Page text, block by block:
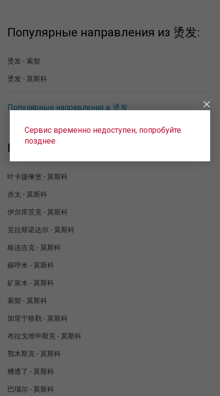
Популярные направления из 烫发:
烫发 - 索契
烫发 - 莫斯科
Популярные направления в 烫发
Популярные направления в 莫斯科:
叶卡捷琳堡 - 莫斯科
赤太 - 莫斯科
伊尔库茨克 - 莫斯科
克拉斯诺达尔 - 莫斯科
格连吉克 - 莫斯科
蘇呼米 - 莫斯科
矿泉水 - 莫斯科
索契 - 莫斯科
加里宁格勒 - 莫斯科
布拉戈维申斯克 - 莫斯科
鄂木斯克 - 莫斯科
糟透了 - 莫斯科
巴瑙尔 - 莫斯科
Сервис временно недоступен, попробуйте
позднее